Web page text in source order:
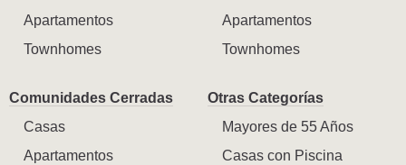
Apartamentos
Townhomes
Apartamentos
Townhomes
Comunidades Cerradas
Casas
Apartamentos
Otras Categorías
Mayores de 55 Años
Casas con Piscina